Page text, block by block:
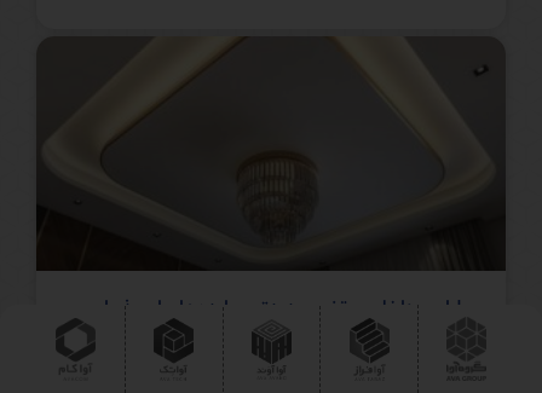
طراحی داخلی سقف: جدیدترین ایده‌ها برای پذیرایی،
اتاق خواب و آشپزخانه